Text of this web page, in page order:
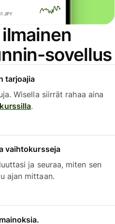
sovellus
tarjoajia
Wisella siirrät rahaa aina
.
vaihtokursseja
ja seuraa, miten sen
ajan mittaan.